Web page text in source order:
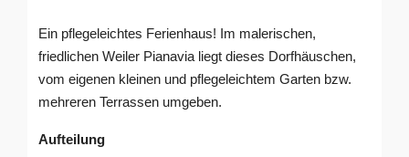
Ein pflegeleichtes Ferienhaus! Im malerischen,
friedlichen Weiler Pianavia liegt dieses Dorfhäuschen,
vom eigenen kleinen und pflegeleichtem Garten bzw.
mehreren Terrassen umgeben.
Aufteilung